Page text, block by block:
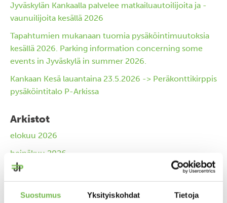
Suostumus Yksityiskohdat Tietoja
Jyväskylän Kankaalla palvelee matkailuautoilijoita ja -
vaunuilijoita kesällä 2026
Tapahtumien mukanaan tuomia pysäköintimuutoksia
kesällä 2026. Parking information concerning some
events in Jyväskylä in summer 2026.
Kankaan Kesä lauantaina 23.5.2026 -> Peräkonttikirppis
pysäköintitalo P-Arkissa
Arkistot
elokuu 2026
heinäkuu 2026
kesäkuu 2026